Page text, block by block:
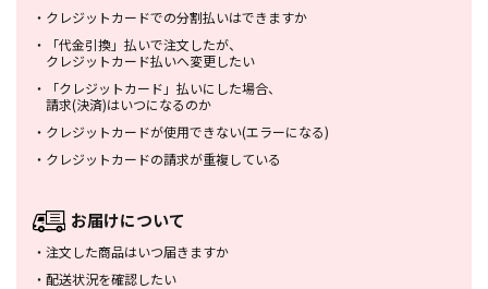
・ クレジットカードでの分割払いはできますか
・
「代金引換」払いで注文したが、
クレジットカード払いへ変更したい
・
「クレジットカード」払いにした場合、
請求(決済)はいつになるのか
・ クレジットカードが使用できない(エラーになる)
・ クレジットカードの請求が重複している
お届けについて
・ 注文した商品はいつ届きますか
・ 配送状況を確認したい